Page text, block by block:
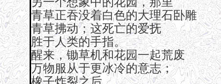
青草正吞没着白色的大理石卧雕
青草拂动；这死亡的爱抚
胜于人类的手指。
醒来，锄草机和花园一起荒废
万物服从于更冰冷的意志；